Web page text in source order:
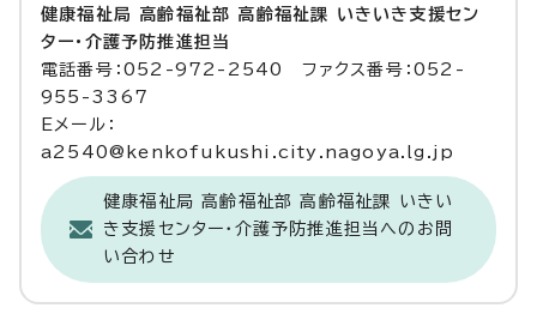
健康福祉局 高齢福祉部 高齢福祉課 いきいき支援セン
ター・介護予防推進担当
電話番号：052-972-2540 ファクス番号：052-
955-3367
Eメール：
a2540@kenkofukushi.city.nagoya.lg.jp
健康福祉局 高齢福祉部 高齢福祉課 いきい
き支援センター・介護予防推進担当へのお問
い合わせ